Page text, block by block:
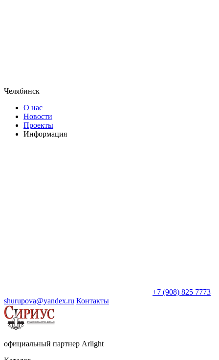
Челябинск
О нас
Новости
Проекты
Информация
+7 (908) 825 7773
shurupova@yandex.ru Контакты
официальный партнер Arlight